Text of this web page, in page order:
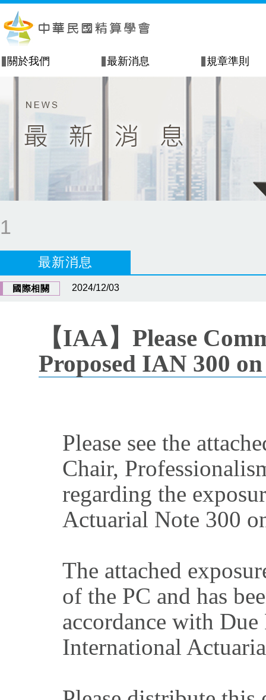
關於我們 最新消息 規章準則
1
最新消息
國際相關 2024/12/03
【IAA】Please
Proposed IAN 300
Please see the
Chair,
regarding the
Actuarial Note 300
The attached
of the PC and has
accordance with
International